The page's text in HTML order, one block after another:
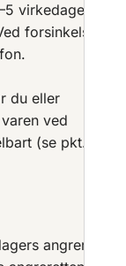
virkedager.
forsinkelser
du eller
ved
(se pkt. 9).
angrerett